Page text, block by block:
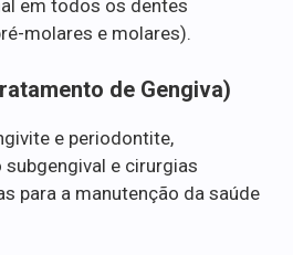
em todos os dentes
molares e molares).
de Gengiva)
e periodontite,
e cirurgias
para a manutenção da saúde